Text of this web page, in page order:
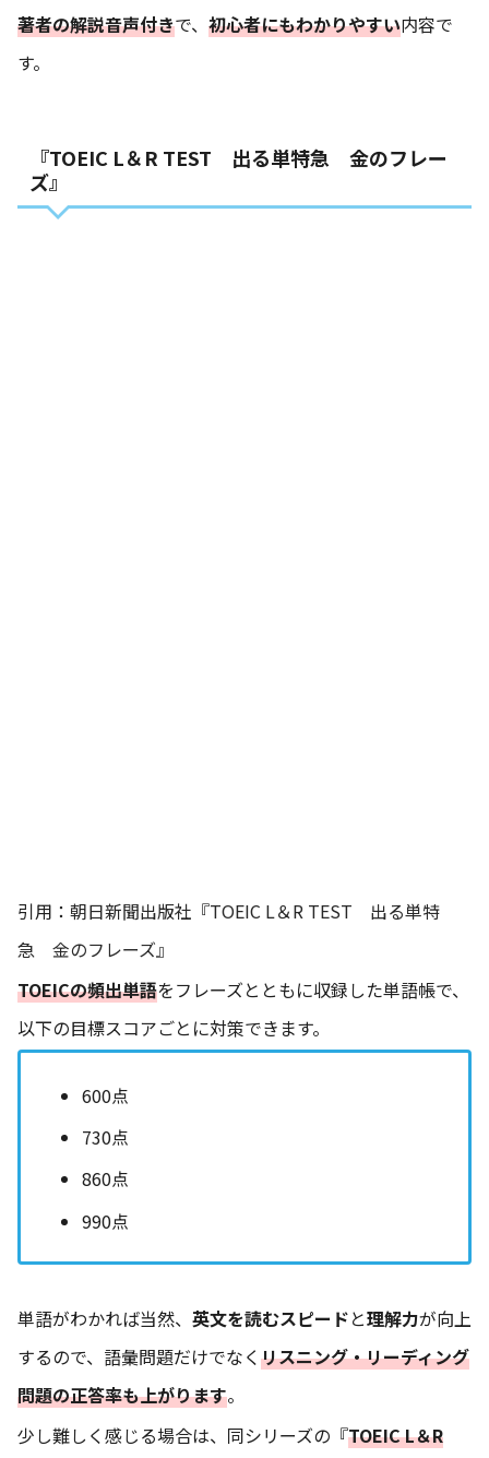
著者の解説音声付きで、 初心者にもわかりやすい内容で
す。
『TOEIC L＆R TEST 出る単特急 金のフレー
ズ』
引用： 朝日新聞出版社『TOEIC L＆R TEST 出る単特
急 金のフレーズ』
TOEICの頻出単語をフレーズとともに収録した単語帳で、
以下の目標スコアごとに対策できます。
600点
730点
860点
990点
単語がわかれば当然、 英文を読むスピードと理解力が向上
するので、語彙問題だけでなく リスニング・リーディング
問題の正答率も上がります。
少し難しく感じる場合は、同シリーズの『TOEIC L＆R